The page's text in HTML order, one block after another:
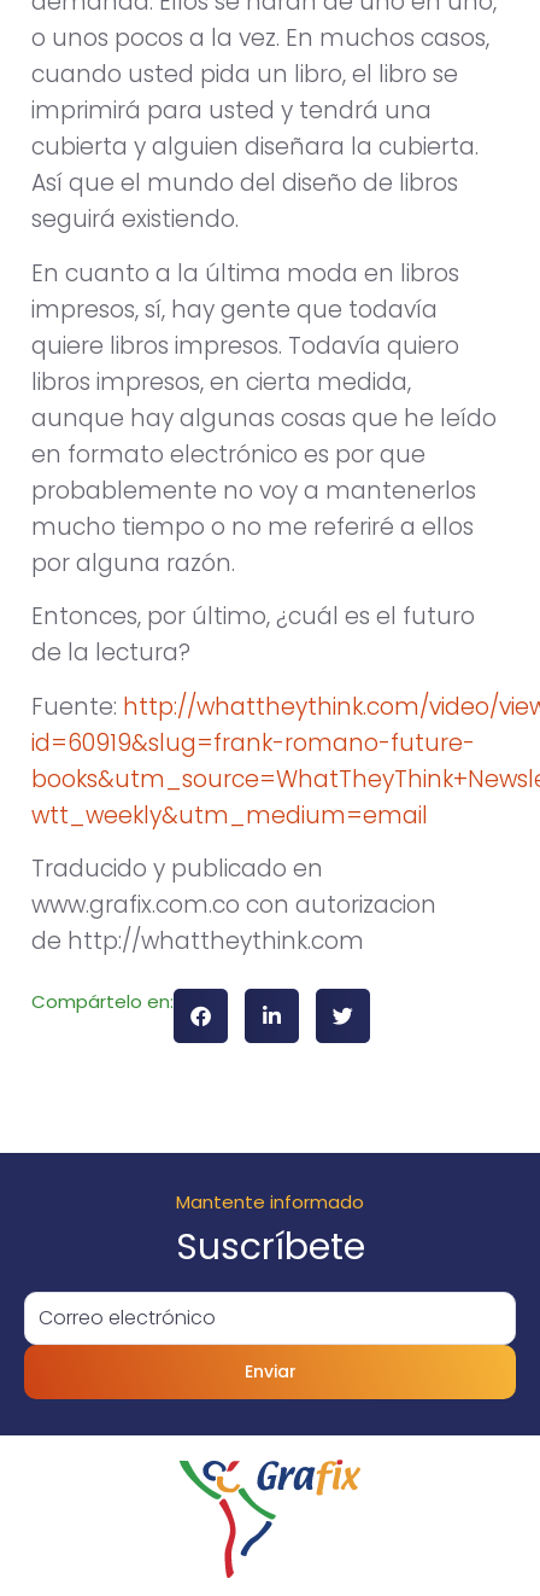
o unos pocos a la vez. En muchos casos,
cuando usted pida un libro, el libro se
imprimirá para usted y tendrá una
cubierta y alguien diseñara la cubierta.
Así que el mundo del diseño de libros
seguirá existiendo.
En cuanto a la última moda en libros
impresos, sí, hay gente que todavía
quiere libros impresos. Todavía quiero
libros impresos, en cierta medida,
aunque hay algunas cosas que he leído
en formato electrónico es por que
probablemente no voy a mantenerlos
mucho tiempo o no me referiré a ellos
por alguna razón.
Entonces, por último, ¿cuál es el futuro
de la lectura?
Fuente: http://whattheythink.com/video/
id=60919&slug=frank-romano-future-
wtt_weekly&utm_medium=email
Traducido y publicado en
www.grafix.com.co con autorizacion
de http://whattheythink.com
Compártelo en:
Mantente informado
Suscríbete
Enviar